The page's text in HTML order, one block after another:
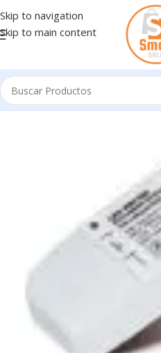
Skip to navigation
Skip to main content
Inicio/Iluminacion LED/DRIVERS